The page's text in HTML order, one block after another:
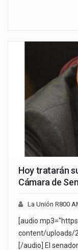
Hoy tratarán
Cámara de
La Unión R800
[audio
content/uploads/
[/audio] El